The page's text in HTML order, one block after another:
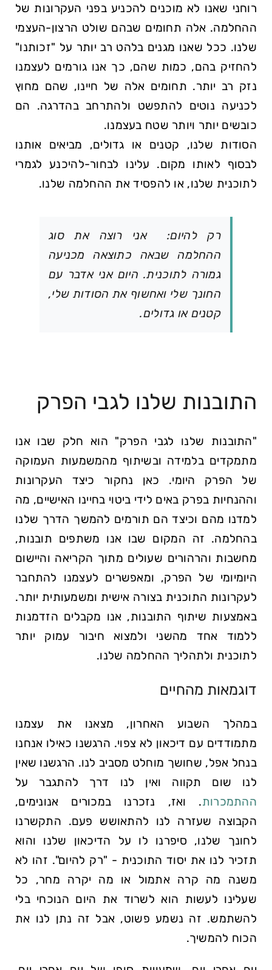
רוחני שאנו לא מוכנים להכניע בפני העקרונות של
ההחלמה. אלה תחומים שבהם שולט הרצון-העצמי
שלנו. ככל שאנו מגנים בלהט רב יותר על
זכותנו
להחזיק בהם, כמות שהם, כך אנו גורמים לעצמנו
נזק רב יותר. תחומים אלה של חיינו, שהם מחוץ
לכניעה נוטים להתפשט ולהתרחב בהדרגה. הם
כובשים יותר ויותר שטח בעצמנו.
הסודות שלנו, קטנים או גדולים, מביאים אותנו
לבסוף לאותו מקום. עלינו לבחור-להיכנע לגמרי
לתוכנית שלנו, או להפסיד את ההחלמה שלנו.
רק להיום: אני רוצה את סוג
ההחלמה שבאה כתוצאה מכניעה
גמורה לתוכנית. היום אני אדבר עם
החונך שלי ואחשוף את הסודות שלי,
קטנים או גדולים.
התובנות שלנו לגבי הפרק
"התובנות שלנו לגבי הפרק" הוא חלק שבו אנו
מתמקדים בלמידה ובשיתוף מהמשמעות העמוקה
של הפרק היומי. כאן נחקור כיצד העקרונות
וההנחיות בפרק באים לידי ביטוי בחיינו האישיים, מה
למדנו מהם וכיצד הם תורמים להמשך הדרך שלנו
בהחלמה. זה המקום שבו אנו משתפים תובנות,
מחשבות והרהורים שעולים מתוך הקריאה והיישום
היומיומי של הפרק, ומאפשרים לעצמנו להתחבר
לעקרונות התוכנית בצורה אישית ומשמעותית יותר.
באמצעות שיתוף התובנות, אנו מקבלים הזדמנות
ללמוד אחד מהשני ולמצוא חיבור עמוק יותר
לתוכנית ולתהליך ההחלמה שלנו.
דוגמאות מהחיים
במהלך השבוע האחרון, מצאנו את עצמנו
מתמודדים עם דיכאון לא צפוי. הרגשנו כאילו אנחנו
בנחל אפל, שחושך מוחלט מסביב לנו. הרגשנו שאין
לנו שום תקווה ואין לנו דרך להתגבר על
ההתמכרות. ואז, נזכרנו במכורים אנונימים,
הקבוצה שעזרה לנו להתאושש פעם. התקשרנו
לחונך שלנו, סיפרנו לו על הדיכאון שלנו והוא
תזכיר לנו את יסוד התוכנית - "רק להיום". זהו לא
משנה מה קרה אתמול או מה יקרה מחר, כל
שעלינו לעשות הוא לשרוד את היום הנוכחי בלי
להשתמש. זה נשמע פשוט, אבל זה נתן לנו את
הכוח להמשיך.